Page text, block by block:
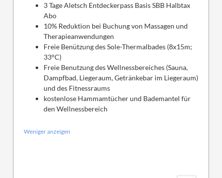
3 Tage Aletsch Entdeckerpass Basis SBB Halbtax
Abo
10% Reduktion bei Buchung von Massagen und
Therapieanwendungen
Freie Benützung des Sole-Thermalbades (8x15m;
33°C)
Freie Benutzung des Wellnessbereiches (Sauna,
Dampfbad, Liegeraum, Getränkebar im Liegeraum)
und des Fitnessraums
kostenlose Hammamtücher und Bademantel für
den Wellnessbereich
Weniger anzeigen